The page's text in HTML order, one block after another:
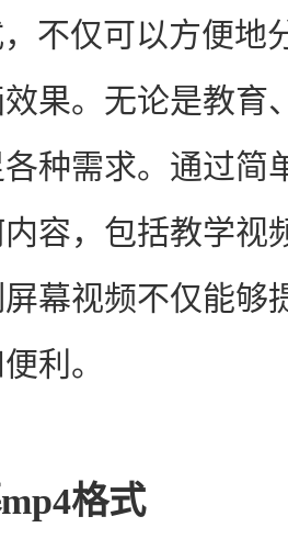
不仅可以方便地
果。无论是教育
种需求。通过简
容，包括教学视
幕视频不仅能够
利。
格式